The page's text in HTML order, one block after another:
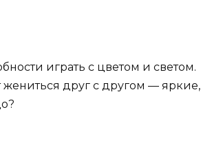
играть с цветом и светом.
жениться друг с другом — яркие,